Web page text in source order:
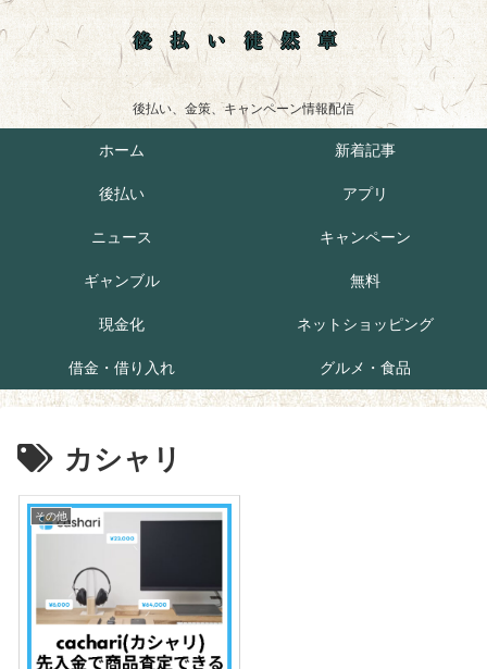
後払い徒然草
後払い、金策、キャンペーン情報配信
ホーム 新着記事
後払い アプリ
ニュース キャンペーン
ギャンブル 無料
現金化 ネットショッピング
借金・借り入れ グルメ・食品
カシャリ
その他